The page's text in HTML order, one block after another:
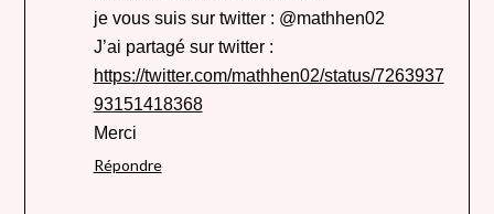
je vous suis sur twitter : @mathhen02
J’ai partagé sur twitter :
https://twitter.com/mathhen02/status/7263937
93151418368
Merci
Répondre